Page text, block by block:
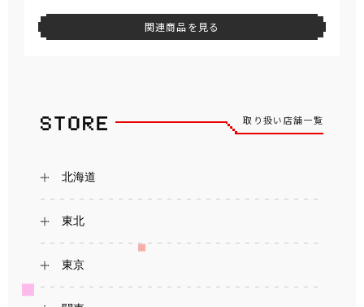
関連商品を見る
取り扱い店舗一覧
北海道
東北
東京